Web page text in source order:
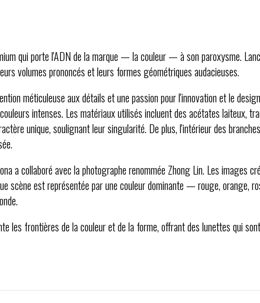
qui porte l'ADN de la marque — la couleur — à son paroxysme.
volumes prononcés et leurs formes géométriques audacieuses.
méticuleuse aux détails et une passion pour l'innovation et le
intenses. Les matériaux utilisés incluent des acétates laiteux,
unique, soulignant leur singularité. De plus, l'intérieur des
a collaboré avec la photographe renommée Zhong Lin. Les images
scène est représentée par une couleur dominante — rouge, orange,
les frontières de la couleur et de la forme, offrant des lunettes qui